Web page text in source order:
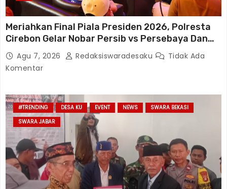
Meriahkan Final Piala Presiden 2026, Polresta
Cirebon Gelar Nobar Persib vs Persebaya Dan
Bagi-Bagi Motor Listrik
Agu 7, 2026 Redaksiswaradesaku
Tidak Ada
Komentar
#TRENDING DESA KU EVENT NEWS
SWARA BEKASI
SWARA JABAR